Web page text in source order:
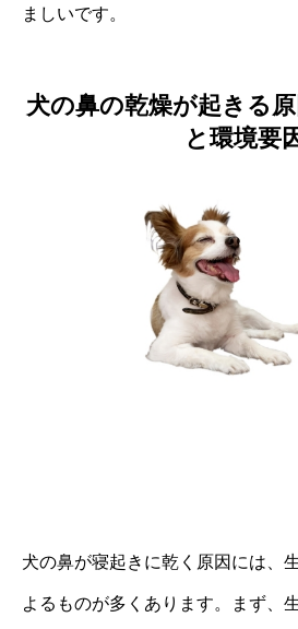
ましいです。
犬の鼻の乾燥が起きる
と環境要
犬の鼻が寝起きに乾く原因には、
よるものが多くあります。まず、